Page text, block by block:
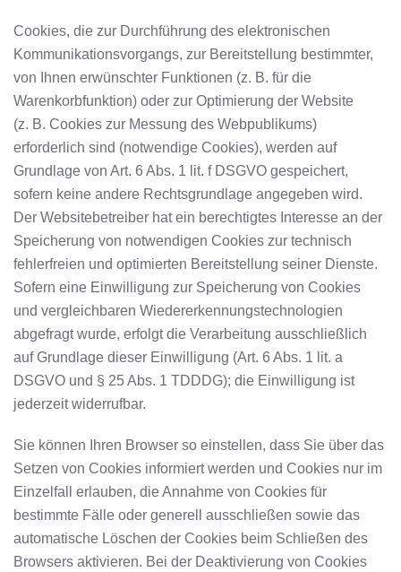
Cookies, die zur Durchführung des elektronischen
Kommunikationsvorgangs, zur Bereitstellung bestimmter,
von Ihnen erwünschter Funktionen (z. B. für die
Warenkorbfunktion) oder zur Optimierung der Website
(z. B. Cookies zur Messung des Webpublikums)
erforderlich sind (notwendige Cookies), werden auf
Grundlage von Art. 6 Abs. 1 lit. f DSGVO gespeichert,
sofern keine andere Rechtsgrundlage angegeben wird.
Der Websitebetreiber hat ein berechtigtes Interesse an der
Speicherung von notwendigen Cookies zur technisch
fehlerfreien und optimierten Bereitstellung seiner Dienste.
Sofern eine Einwilligung zur Speicherung von Cookies
und vergleichbaren Wiedererkennungstechnologien
abgefragt wurde, erfolgt die Verarbeitung ausschließlich
auf Grundlage dieser Einwilligung (Art. 6 Abs. 1 lit. a
DSGVO und § 25 Abs. 1 TDDDG); die Einwilligung ist
jederzeit widerrufbar.
Sie können Ihren Browser so einstellen, dass Sie über das
Setzen von Cookies informiert werden und Cookies nur im
Einzelfall erlauben, die Annahme von Cookies für
bestimmte Fälle oder generell ausschließen sowie das
automatische Löschen der Cookies beim Schließen des
Browsers aktivieren. Bei der Deaktivierung von Cookies